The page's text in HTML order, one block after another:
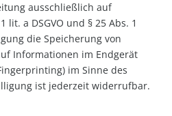
ausschließlich auf
lit. a DSGVO und § 25 Abs. 1
die Speicherung von
Informationen im Endgerät
im Sinne des
ist jederzeit widerrufbar.